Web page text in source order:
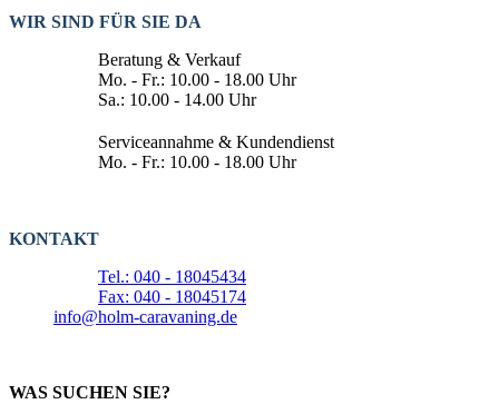
WIR SIND FÜR SIE DA
Beratung & Verkauf
Mo. - Fr.: 10.00 - 18.00 Uhr
Sa.: 10.00 - 14.00 Uhr
Serviceannahme & Kundendienst
Mo. - Fr.: 10.00 - 18.00 Uhr
KONTAKT
Tel.: 040 - 18045434
Fax: 040 - 18045174
info@holm-caravaning.de
WAS SUCHEN SIE?